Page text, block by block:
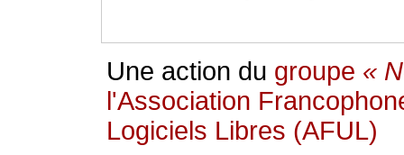
Une action du groupe
l'Association
Logiciels Libres (AFUL)